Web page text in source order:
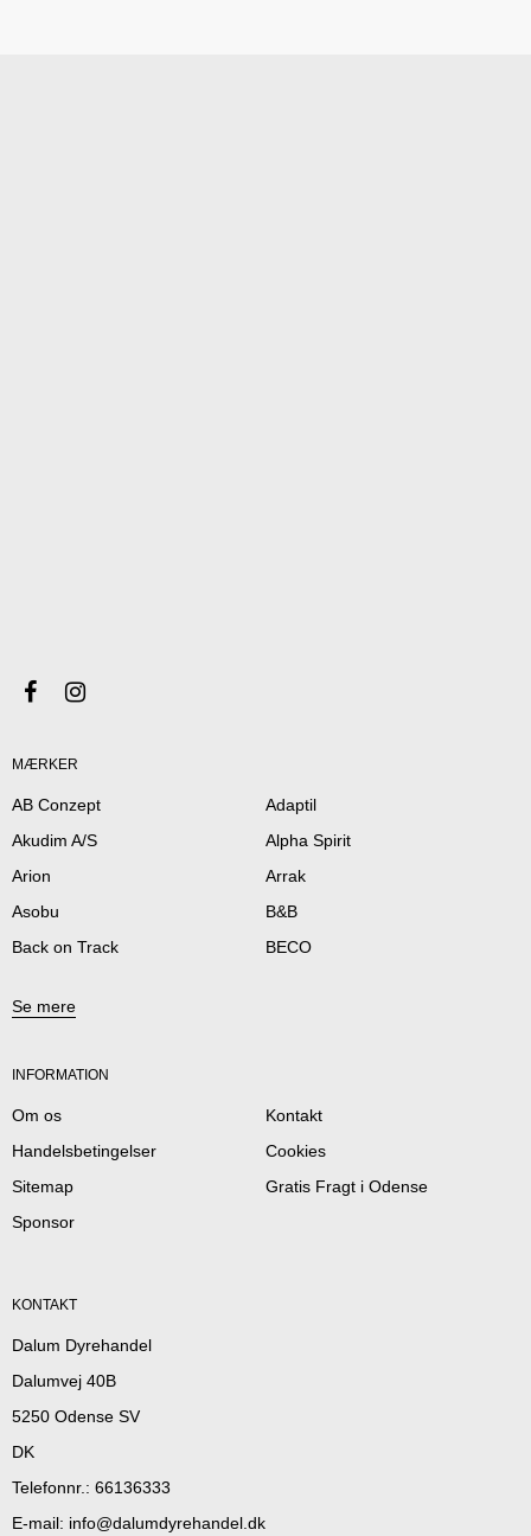
MÆRKER
AB Conzept
Adaptil
Akudim A/S
Alpha Spirit
Arion
Arrak
Asobu
B&B
Back on Track
BECO
Se mere
INFORMATION
Om os
Kontakt
Handelsbetingelser
Cookies
Sitemap
Gratis Fragt i Odense
Sponsor
KONTAKT
Dalum Dyrehandel
Dalumvej 40B
5250 Odense SV
DK
Telefonnr. : 66136333
E-mail: info@dalumdyrehandel.dk